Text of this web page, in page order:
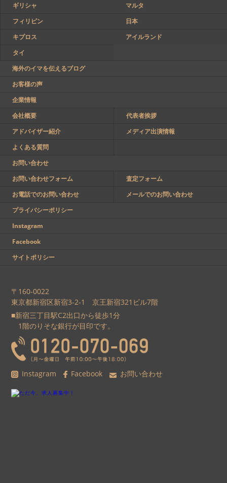
〒160-0022
東京都新宿区新宿3-2-1 京王新宿321ビル7階
■新宿三丁目駅C2出口から徒歩1分
1階のりそな銀行が目印です。
Instagram Facebook お問い合わせ
ギリシャ
マルタ
フィリピン
日本
キプロス
アイルランド
タイ
海外のイマを伝えるブログ
お客様の声
企業情報
会社概要
代表者挨拶
アドバイザー紹介
メディア出演情報
よくある質問
お問い合わせ
お問い合わせフォーム
査定フォーム
お電話でのお問い合わせ
メールでのお問い合わせ
プライバシーポリシー
Instagram
Facebook
サイトポリシー